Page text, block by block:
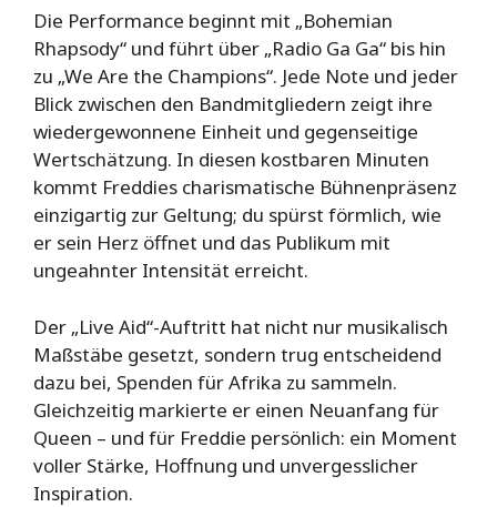
Die Performance beginnt mit „Bohemian
Rhapsody“ und führt über „Radio Ga Ga“ bis hin
zu „We Are the Champions“. Jede Note und jeder
Blick zwischen den Bandmitgliedern zeigt ihre
wiedergewonnene Einheit und gegenseitige
Wertschätzung. In diesen kostbaren Minuten
kommt Freddies charismatische Bühnenpräsenz
einzigartig zur Geltung; du spürst förmlich, wie
er sein Herz öffnet und das Publikum mit
ungeahnter Intensität erreicht.
Der „Live Aid“-Auftritt hat nicht nur musikalisch
Maßstäbe gesetzt, sondern trug entscheidend
dazu bei, Spenden für Afrika zu sammeln.
Gleichzeitig markierte er einen Neuanfang für
Queen – und für Freddie persönlich: ein Moment
voller Stärke, Hoffnung und unvergesslicher
Inspiration.